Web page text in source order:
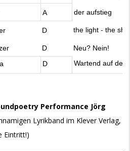
A der aufstieg
D the light - the
D Neu? Nein!
D Wartend auf den
Performance Jörg
Lyrikband im Klever Verlag,
Eintritt!)